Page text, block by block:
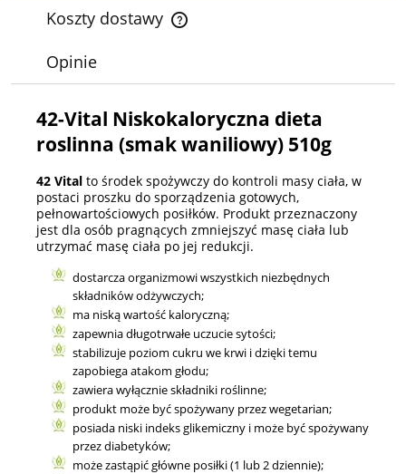
Koszty dostawy
Cena nie zawiera ewentualnych kosztów płatności
Opinie
42-Vital Niskokaloryczna dieta
roslinna (smak waniliowy) 510g
42 Vital to środek spożywczy do kontroli masy ciała, w
postaci proszku do sporządzenia gotowych,
pełnowartościowych posiłków. Produkt przeznaczony
jest dla osób pragnących zmniejszyć masę ciała lub
utrzymać masę ciała po jej redukcji.
dostarcza organizmowi wszystkich niezbędnych
składników odżywczych;
ma niską wartość kaloryczną;
zapewnia długotrwałe uczucie sytości;
stabilizuje poziom cukru we krwi i dzięki temu
zapobiega atakom głodu;
zawiera wyłącznie składniki roślinne;
produkt może być spożywany przez wegetarian;
posiada niski indeks glikemiczny i może być spożywany
przez diabetyków;
może zastąpić główne posiłki (1 lub 2 dziennie);